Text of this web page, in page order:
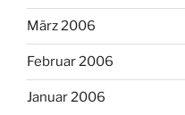
März 2006
Februar 2006
Januar 2006